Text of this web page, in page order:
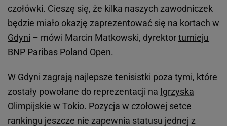
czołówki. Cieszę się, że kilka naszych zawodniczek
będzie miało okazję zaprezentować się na kortach w
Gdyni – mówi Marcin Matkowski, dyrektorturnieju
BNP Paribas Poland Open.
W Gdyni zagrają najlepsze tenisistki poza tymi, które
zostały powołane do reprezentacji na Igrzyska
Olimpijskie w Tokio. Pozycja w czołowej setce
rankingu jeszcze nie zapewnia statusu jednej z